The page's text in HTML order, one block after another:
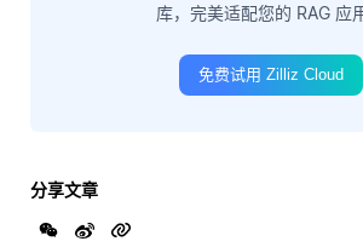
库，完美适配您的 RAG 应
免费试用 Zilliz Cloud
分享文章